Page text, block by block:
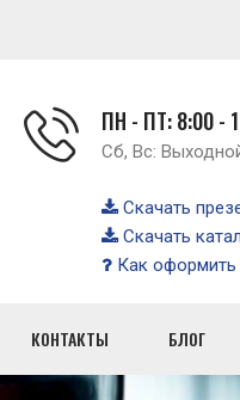
ПН - ПТ: 8:00 -
Сб, Вс:
Скачать
Скачать
Как оформить
КОНТАКТЫ БЛОГ